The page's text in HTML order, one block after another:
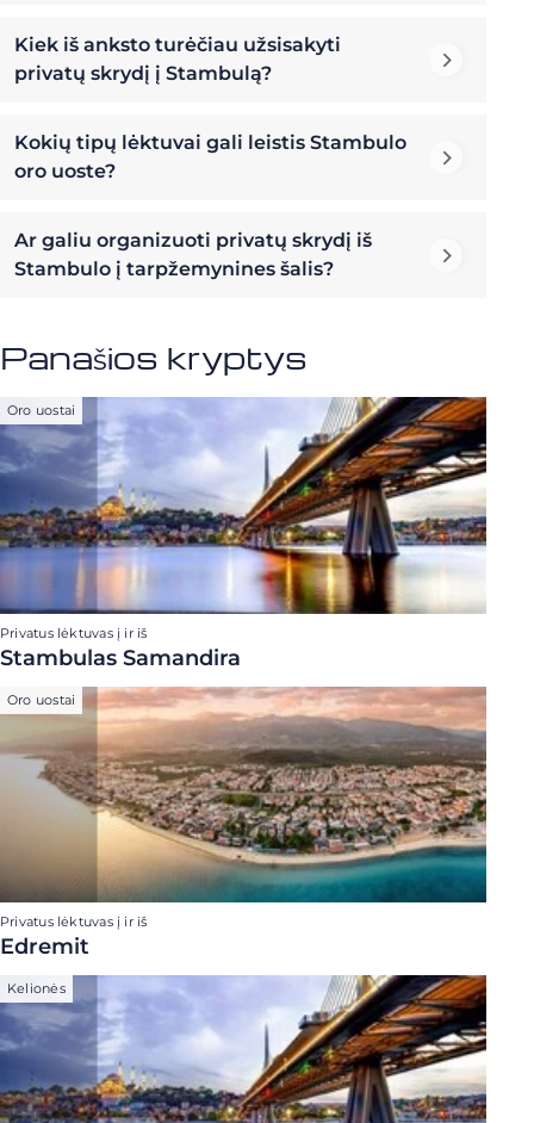
Kiek iš anksto turėčiau užsisakyti
privatų skrydį į Stambulą?
Kokių tipų lėktuvai gali leistis Stambulo
oro uoste?
Ar galiu organizuoti privatų skrydį iš
Stambulo į tarpžemynines šalis?
Panašios kryptys
Oro uostai
Privatus lėktuvas į ir iš
Stambulas Samandira
Oro uostai
Privatus lėktuvas į ir iš
Edremit
Kelionės